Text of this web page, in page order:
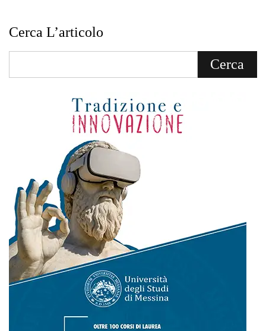
Cerca L’articolo